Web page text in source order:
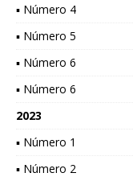
▪ Número 4
▪ Número 5
▪ Número 6
▪ Número 6
2023
▪ Número 1
▪ Número 2